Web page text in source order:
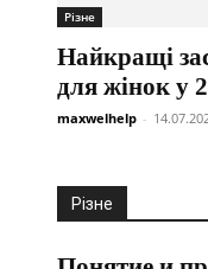
Різне
Найкращі
для жінок у
maxwelhelp -
Різне